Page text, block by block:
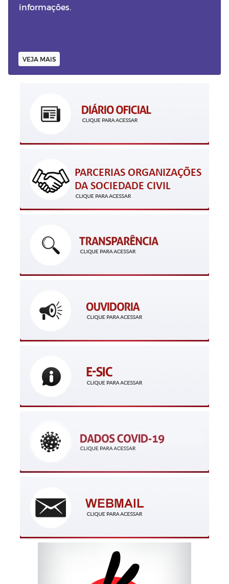
informações.
VEJA MAIS